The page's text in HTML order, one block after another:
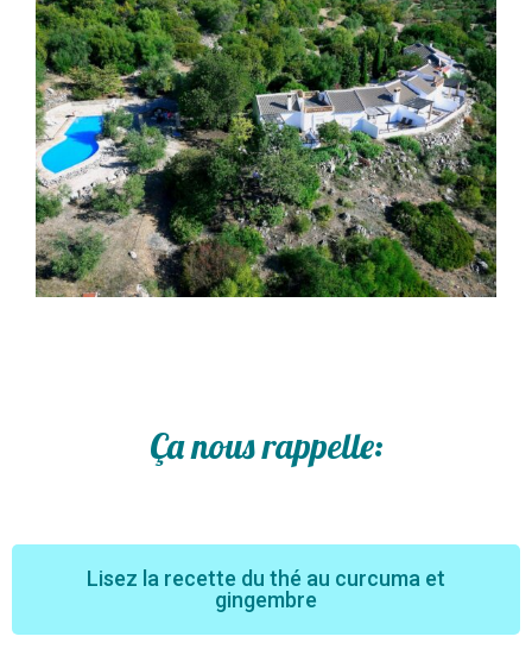
Ça nous rappelle:
Lisez la recette du thé au curcuma et
gingembre